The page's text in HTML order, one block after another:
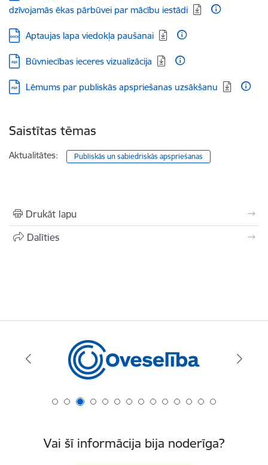
dzīvojamās ēkas pārbūvei par mācību iestādi
Lejupielādēt:
Aptaujas lapa viedokļa paušanai
Lejupielādēt:
Būvniecības ieceres vizualizācija
Lejupielādēt:
Lēmums par publiskās apspriešanas uzsākšanu
Saistītas tēmas
Aktualitātes: Publiskās un sabiedriskās apspriešanas
Drukāt lapu
Dalīties
Vai šī informācija bija noderīga?